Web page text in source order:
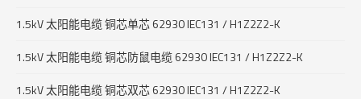
1.5kV 太阳能电缆 铜芯单芯 62930 IEC131 / H1Z2Z2-K
1.5kV 太阳能电缆 铜芯防鼠电缆 62930 IEC131 / H1Z2Z2-K
1.5kV 太阳能电缆 铜芯双芯 62930 IEC131 / H1Z2Z2-K